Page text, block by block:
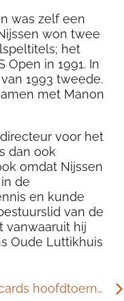
was zelf een
won twee
het
Open in 1991. In
1993 tweede.
met Manon
voor het
dan ook
omdat Nijssen
de
en kunde
van de
vanwaaruit hij
Oude Luttikhuis
Wildcards hoofdtoernooi